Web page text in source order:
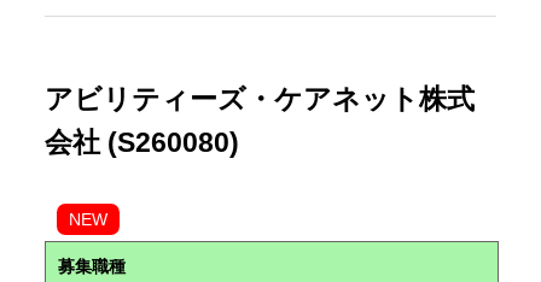
アビリティーズ・ケアネット株式
会社 (S260080)
NEW
募集職種